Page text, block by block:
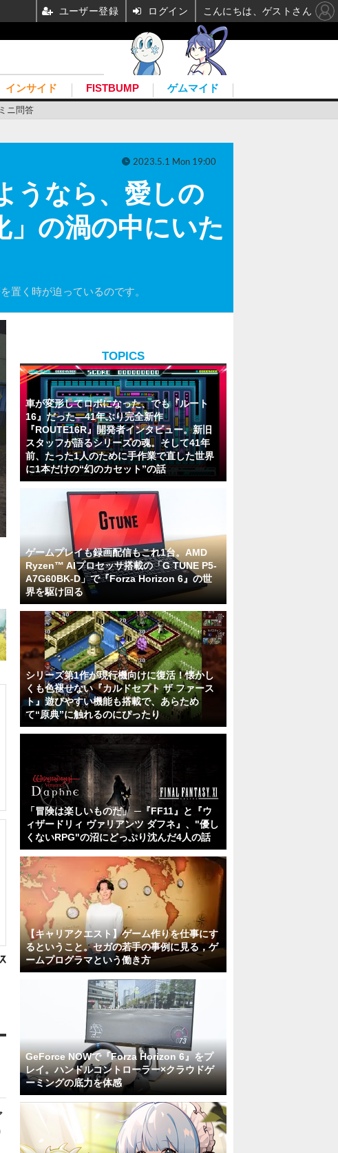
ニ問答
インサイド FISTBUMP ゲムマイド
うなら、愛しの
」の渦の中にいた
置く時が迫っているのです。
2023.5.1 Mon 19:00
TOPICS
車が変形してロボになった、でも『ルート
16』だった―41年ぶり完全新作
『ROUTE16R』開発者インタビュー。新旧
スタッフが語るシリーズの魂。そして41年
前、たった1人のために手作業で直した世界
に1本だけの“幻のカセット”の話
ゲームプレイも録画配信もこれ1台。AMD
Ryzen™ AIプロセッサ搭載の「G TUNE P5-
A7G60BK-D」で『Forza Horizon 6』の世
界を駆け回る
シリーズ第1作が現行機向けに復活！懐かし
くも色褪せない『カルドセプト ザ ファース
ト』遊びやすい機能も搭載で、あらため
て“原典”に触れるのにぴったり
「冒険は楽しいものだ」 ─『FF11』と『ウ
ィザードリィ ヴァリアンツ ダフネ』、"優し
くないRPG"の沼にどっぷり沈んだ4人の話
【キャリアクエスト】ゲーム作りを仕事にす
るということ。セガの若手の事例に見る，ゲ
ームプログラマという働き方
GeForce NOWで『Forza Horizon 6』をプ
レイ。ハンドルコントローラー×クラウドゲ
ーミングの底力を体感
ユーザー登録 ログイン こんにちは、ゲストさん